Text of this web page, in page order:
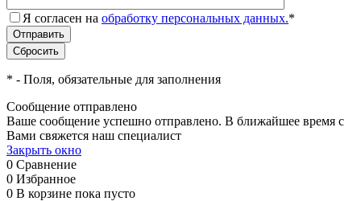
Я согласен на обработку персональных данных.*
* - Поля, обязательные для заполнения
Сообщение отправлено
Ваше сообщение успешно отправлено. В ближайшее время с
Вами свяжется наш специалист
Закрыть окно
0 Сравнение
0 Избранное
0 В корзине пока пусто